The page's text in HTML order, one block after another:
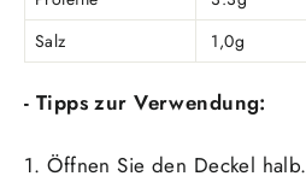
Salz
1,0g
- Tipps zur Verwendung:
1. Öffnen Sie den Deckel halb.